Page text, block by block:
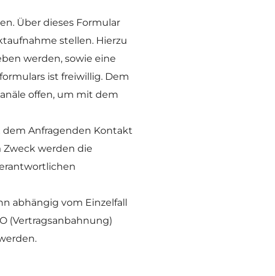
Über dieses Formular
stellen. Hierzu
werden, sowie eine
ist freiwillig. Dem
offen, um mit dem
Anfragenden Kontakt
Zweck werden die
abhängig vom Einzelfall
(Vertragsanbahnung)